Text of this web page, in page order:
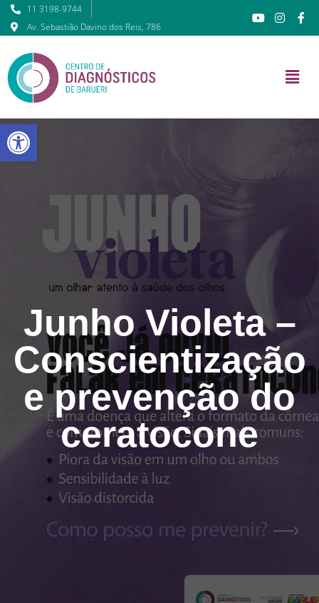
11 3198-9744
Av. Sebastião Davino dos Reis, 786
Junho Violeta –
Conscientização
e prevenção do
ceratocone
Barra de Ferramentas